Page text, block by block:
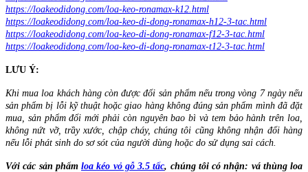
https://loakeodidong.com/loa-keo-ronamax-k12.html
https://loakeodidong.com/loa-keo-di-dong-ronamax-h12-3-tac.html
https://loakeodidong.com/loa-keo-di-dong-ronamax-f12-3-tac.html
https://loakeodidong.com/loa-keo-di-dong-ronamax-t12-3-tac.html
LƯU Ý:
Khi mua loa khách hàng còn được đổi sản phẩm nếu trong vòng 7 ngày nếu
sản phẩm bị lỗi kỹ thuật hoặc giao hàng không đúng sản phẩm mình đã đặt
mua, sản phẩm đổi mới phải còn nguyên bao bì và tem bảo hành trên loa,
không nứt vỡ, trầy xước, chập cháy, chúng tôi cũng không nhận đổi hàng
nếu lỗi phát sinh do sơ sót của người dùng hoặc do sử dụng sai cách.
Với các sản phẩm loa kéo vỏ gỗ 3.5 tấc, chúng tôi có nhận: vá thùng loa